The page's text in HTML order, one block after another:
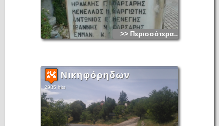
>> Περισσότερα...
Νικηφόρηδων
2985 hits